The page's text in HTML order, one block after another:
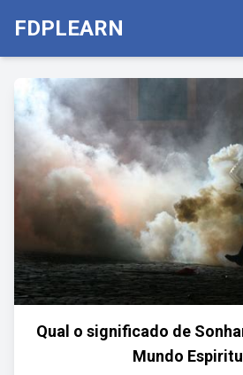
FDPLEARN
Qual o significado de
Mundo